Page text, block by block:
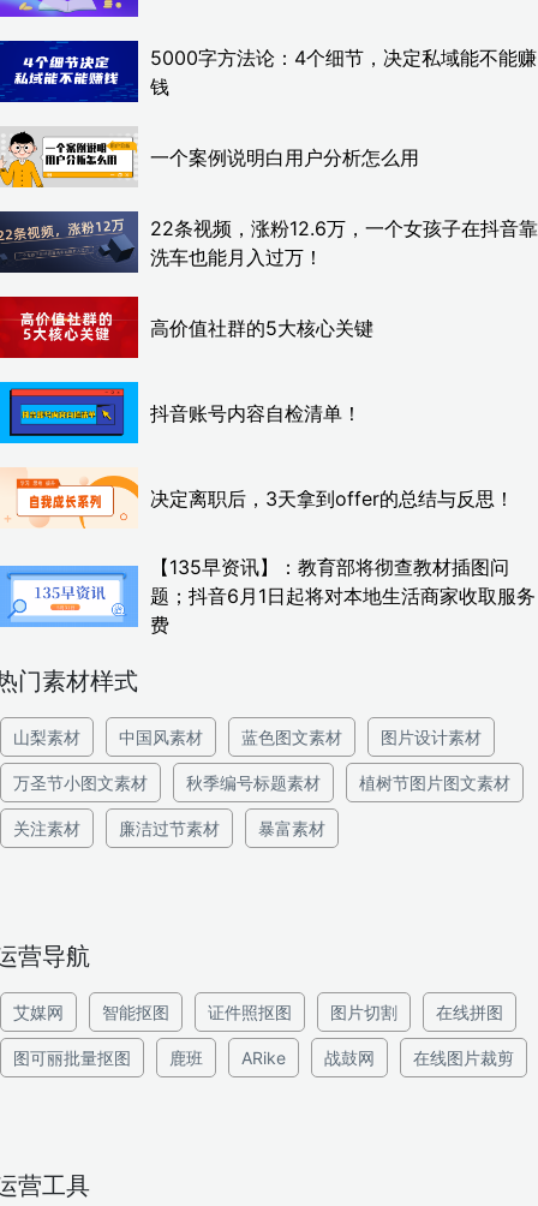
5000字方法论：4个细节，决定私域能不能赚
钱
一个案例说明白用户分析怎么用
22条视频，涨粉12.6万，一个女孩子在抖音靠
洗车也能月入过万！
高价值社群的5大核心关键
抖音账号内容自检清单！
决定离职后，3天拿到offer的总结与反思！
【135早资讯】：教育部将彻查教材插图问
题；抖音6月1日起将对本地生活商家收取服务
费
门素材样式
山梨素材 中国风素材 蓝色图文素材 图片设计素材
万圣节小图文素材 秋季编号标题素材 植树节图片图文素材
关注素材 廉洁过节素材 暴富素材
营导航
艾媒网 智能抠图 证件照抠图 图片切割 在线拼图
图可丽批量抠图 鹿班 ARike 战鼓网 在线图片裁剪
营工具